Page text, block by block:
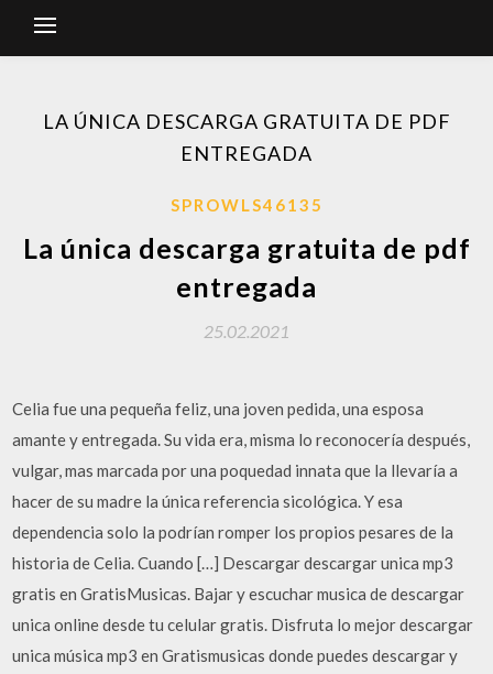
LA ÚNICA DESCARGA GRATUITA DE PDF
ENTREGADA
SPROWLS46135
La única descarga gratuita de pdf
entregada
25.02.2021
Celia fue una pequeña feliz, una joven pedida, una esposa
amante y entregada. Su vida era, misma lo reconocería después,
vulgar, mas marcada por una poquedad innata que la llevaría a
hacer de su madre la única referencia sicológica. Y esa
dependencia solo la podrían romper los propios pesares de la
historia de Celia. Cuando […] Descargar descargar unica mp3
gratis en GratisMusicas. Bajar y escuchar musica de descargar
unica online desde tu celular gratis. Disfruta lo mejor descargar
unica música mp3 en Gratismusicas donde puedes descargar y